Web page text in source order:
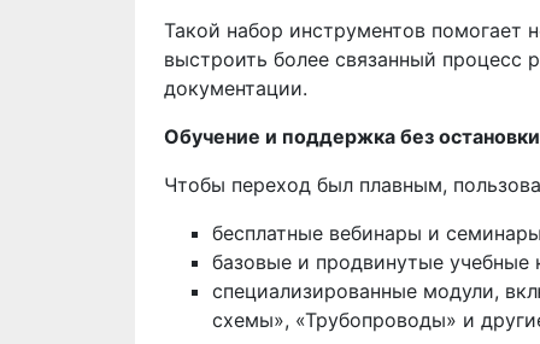
Такой набор инструментов помогает
выстроить более связанный
документации.
Обучение и поддержка без
Чтобы переход был плавным,
бесплатные вебинары и
базовые и продвинутые учебные
специализированные модули,
схемы», «Трубопроводы» и